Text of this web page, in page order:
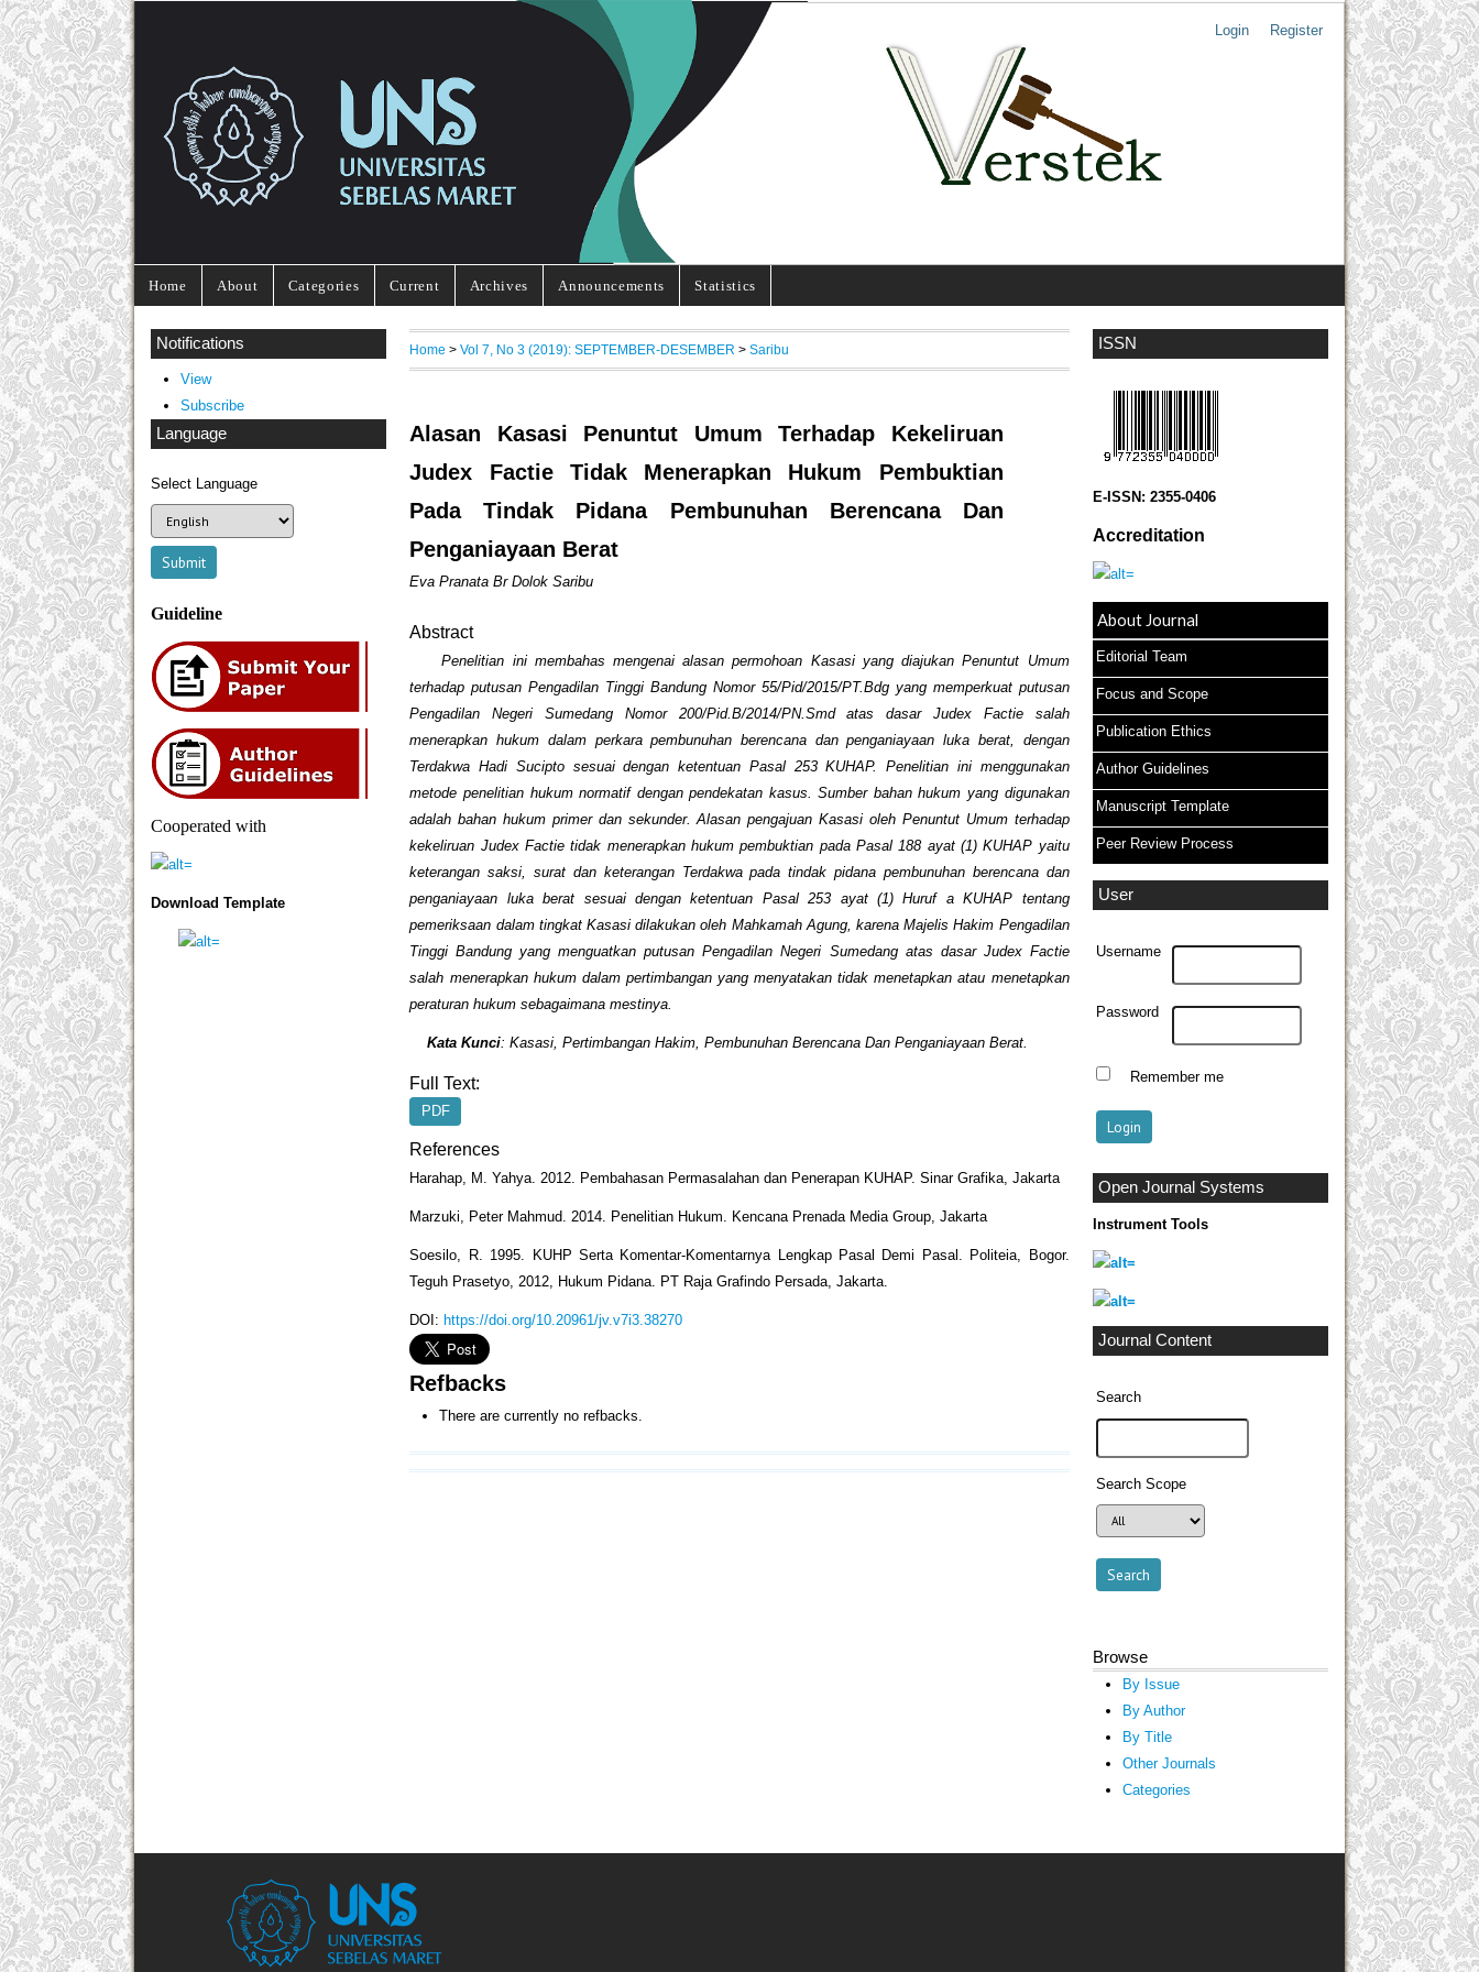
Login Register
Home About Categories Current Archives Announcements Statistics
ISSN
E-ISSN: 2355-0406
Accreditation
About Journal
Editorial Team
Focus and Scope
Publication Ethics
Author Guidelines
Manuscript Template
Peer Review Process
User
Username
Password
Remember me
Open Journal Systems
Instrument Tools
Journal Content
Search
Search Scope
Browse
By Issue
By Author
By Title
Other Journals
Categories
Notifications
View
Subscribe
Language
Select Language
Guideline
Cooperated with
Download Template
Home >Vol 7, No 3 (2019): SEPTEMBER-DESEMBER >Saribu
Alasan Kasasi Penuntut Umum Terhadap Kekeliruan
Judex Factie Tidak Menerapkan Hukum Pembuktian
Pada Tindak Pidana Pembunuhan Berencana Dan
Penganiayaan Berat
Eva Pranata Br Dolok Saribu
Abstract
Penelitian ini membahas mengenai alasan permohoan Kasasi yang diajukan Penuntut Umum
terhadap putusan Pengadilan Tinggi Bandung Nomor 55/Pid/2015/PT.Bdg yang memperkuat putusan
Pengadilan Negeri Sumedang Nomor 200/Pid.B/2014/PN.Smd atas dasar Judex Factie
salah
menerapkan hukum dalam perkara pembunuhan berencana dan penganiayaan luka berat, dengan
Terdakwa Hadi Sucipto sesuai dengan ketentuan Pasal 253 KUHAP. Penelitian ini menggunakan
metode penelitian hukum normatif dengan pendekatan kasus. Sumber bahan hukum yang digunakan
adalah bahan hukum primer dan sekunder. Alasan pengajuan Kasasi oleh Penuntut Umum terhadap
kekeliruan Judex Factie tidak menerapkan hukum pembuktian pada Pasal 188 ayat (1) KUHAP yaitu
keterangan saksi, surat dan keterangan Terdakwa pada tindak pidana pembunuhan berencana dan
penganiayaan luka berat sesuai dengan ketentuan Pasal 253 ayat (1) Huruf a KUHAP tentang
pemeriksaan dalam tingkat Kasasi dilakukan oleh Mahkamah Agung, karena Majelis Hakim Pengadilan
Tinggi Bandung yang menguatkan putusan Pengadilan Negeri Sumedang atas dasar Judex Factie
salah menerapkan hukum dalam pertimbangan yang menyatakan tidak menetapkan atau menetapkan
peraturan hukum sebagaimana mestinya.
Kata Kunci: Kasasi, Pertimbangan Hakim, Pembunuhan Berencana Dan PenganiayaanBerat.
Full Text:
PDF
References
Harahap, M. Yahya. 2012. Pembahasan Permasalahan dan Penerapan KUHAP. Sinar Grafika, Jakarta
Marzuki, Peter Mahmud. 2014. Penelitian Hukum. Kencana Prenada Media Group, Jakarta
Soesilo, R. 1995. KUHP Serta Komentar-Komentarnya Lengkap Pasal Demi Pasal. Politeia, Bogor.
Teguh Prasetyo, 2012, Hukum Pidana. PT Raja Grafindo Persada, Jakarta.
DOI:https://doi.org/10.20961/jv.v7i3.38270
Refbacks
There are currently no refbacks.